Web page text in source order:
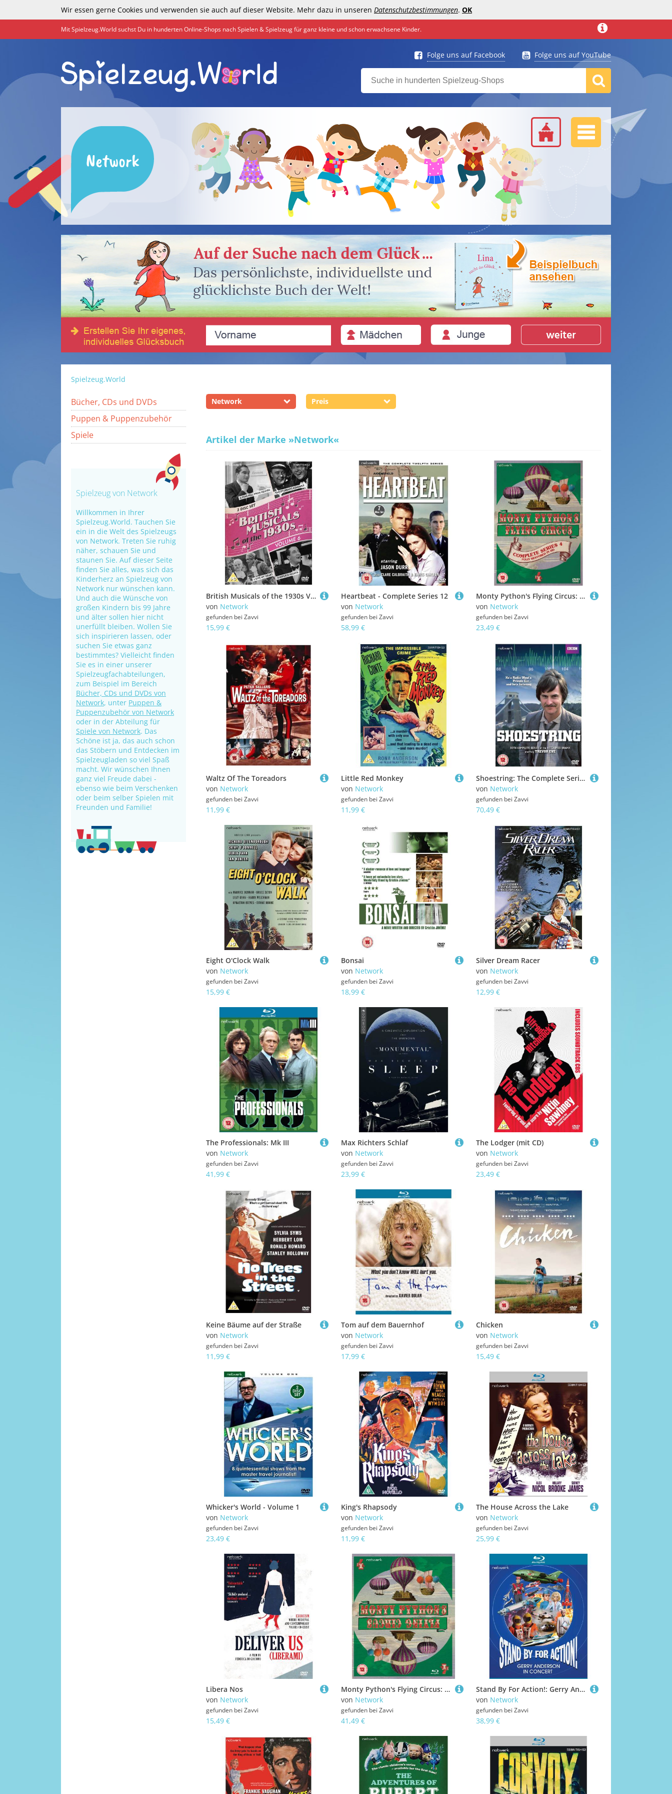
Wir essen gerne Cookies und verwenden sie auch auf dieser Website. Mehr dazu in unseren Datenschutzbestimmungen. OK
Mit Spielzeug.World suchst Du in hunderten Online-Shops nach Spielen & Spielzeug für ganz kleine und schon erwachsene Kinder.
Folge uns auf Facebook Folge uns auf YouTube
Network
Spielzeug.World
Bücher, CDs und DVDs
Puppen & Puppenzubehör
Spiele
Spielzeug von Network
Willkommen in Ihrer
Spielzeug.World. Tauchen Sie
ein in die Welt des Spielzeugs
von Network. Treten Sie ruhig
näher, schauen Sie und
staunen Sie. Auf dieser Seite
finden Sie alles, was sich das
Kinderherz an Spielzeug von
Network nur wünschen kann.
Und auch die Wünsche von
großen Kindern bis 99 Jahre
und älter sollen hier nicht
unerfüllt bleiben. Wollen Sie
sich inspirieren lassen, oder
suchen Sie etwas ganz
bestimmtes? Vielleicht finden
Sie es in einer unserer
Spielzeugfachabteilungen,
zum Beispiel im Bereich
Bücher, CDs und DVDs von
Network, unter Puppen &
Puppenzubehör von Network
oder in der Abteilung für
Spiele von Network. Das
Schöne ist ja, das auch schon
das Stöbern und Entdecken im
Spielzeugladen so viel Spaß
macht. Wir wünschen Ihnen
ganz viel Freude dabei -
ebenso wie beim Verschenken
oder beim selber Spielen mit
Freunden und Familie!
Network Preis
Artikel der Marke »Network«
British Musicals of the 1930s Vol. 6 (Facing the Music/Sleepless Nights/A Star Fell from Heaven/The Student's Romance)
von Network
gefunden bei Zavvi
15,99 €
Heartbeat - Complete Series 12
von Network
gefunden bei Zavvi
58,99 €
Monty Python's Flying Circus: Die komplette Serie 4
von Network
gefunden bei Zavvi
23,49 €
Waltz Of The Toreadors
von Network
gefunden bei Zavvi
11,99 €
Little Red Monkey
von Network
gefunden bei Zavvi
11,99 €
Shoestring: The Complete Series
von Network
gefunden bei Zavvi
70,49 €
Eight O'Clock Walk
von Network
gefunden bei Zavvi
15,99 €
Bonsai
von Network
gefunden bei Zavvi
18,99 €
Silver Dream Racer
von Network
gefunden bei Zavvi
12,99 €
The Professionals: Mk III
von Network
gefunden bei Zavvi
41,99 €
Max Richters Schlaf
von Network
gefunden bei Zavvi
23,99 €
The Lodger (mit CD)
von Network
gefunden bei Zavvi
23,49 €
Keine Bäume auf der Straße
von Network
gefunden bei Zavvi
11,99 €
Tom auf dem Bauernhof
von Network
gefunden bei Zavvi
17,99 €
Chicken
von Network
gefunden bei Zavvi
15,49 €
Whicker's World - Volume 1
von Network
gefunden bei Zavvi
23,49 €
King's Rhapsody
von Network
gefunden bei Zavvi
11,99 €
The House Across the Lake
von Network
gefunden bei Zavvi
25,99 €
Libera Nos
von Network
gefunden bei Zavvi
15,49 €
Monty Python's Flying Circus: Die komplette Staffel 4
von Network
gefunden bei Zavvi
41,49 €
Stand By For Action!: Gerry Anderson in Concert
von Network
gefunden bei Zavvi
38,99 €